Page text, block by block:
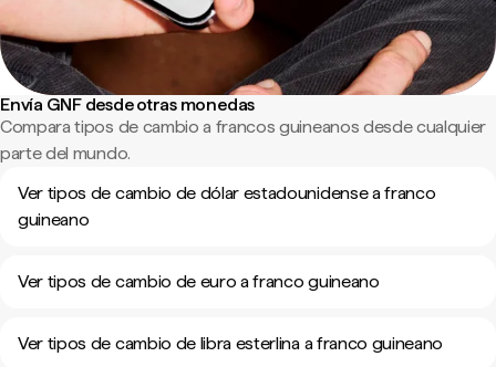
Envía GNF desde otras monedas
Compara tipos de cambio a francos guineanos desde cualquier
parte del mundo.
Ver tipos de cambio de dólar estadounidense a franco
guineano
Ver tipos de cambio de euro a franco guineano
Ver tipos de cambio de libra esterlina a franco guineano